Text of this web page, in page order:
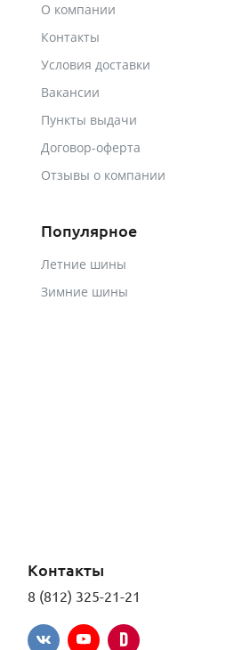
О компании
Контакты
Условия доставки
Вакансии
Пункты выдачи
Договор-оферта
Отзывы о компании
Популярное
Летние шины
Зимние шины
Контакты
8 (812) 325-21-21